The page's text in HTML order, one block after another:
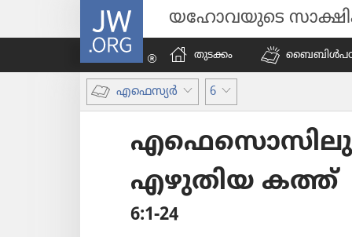
JW.ORG യഹോവയുടെ
തുടക്കം
എഫെസ്യർ 6
എഴുതിയ കത്ത്‌
6:1-24